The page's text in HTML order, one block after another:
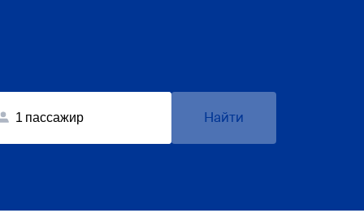
1 пассажир Найти